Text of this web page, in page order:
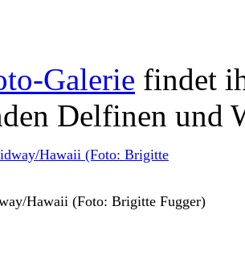
Galerie findet
Delfinen und
Hawaii (Foto: Brigitte Fugger)